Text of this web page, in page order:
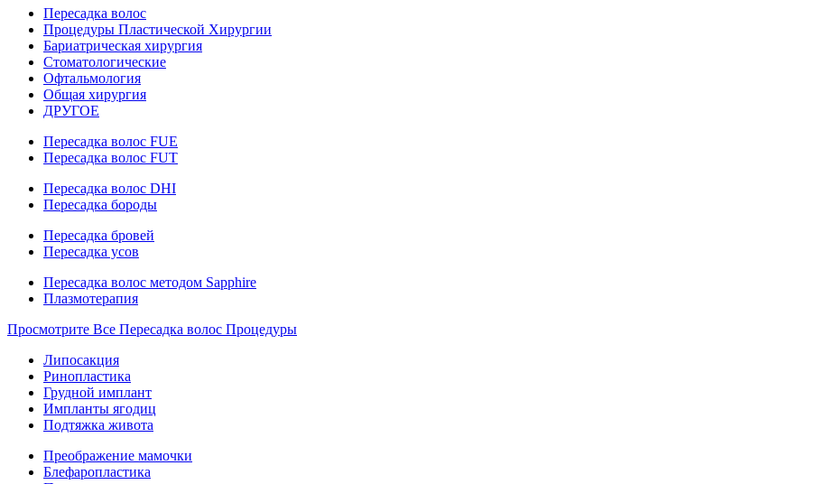
Пересадка волос
Процедуры Пластической Хирургии
Бариатрическая хирургия
Стоматологические
Офтальмология
Общая хирургия
ДРУГОЕ
Пересадка волос FUE
Пересадка волос FUT
Пересадка волос DHI
Пересадка бороды
Пересадка бровей
Пересадка усов
Пересадка волос методом Sapphire
Плазмотерапия
Просмотрите Все Пересадка волос Процедуры
Липосакция
Ринопластика
Грудной имплант
Импланты ягодиц
Подтяжка живота
Преображение мамочки
Блефаропластика